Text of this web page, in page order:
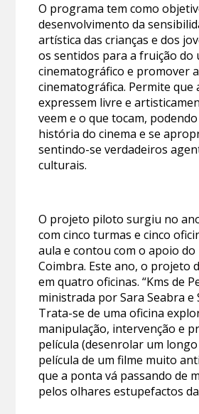
O programa tem como
desenvolvimento da
artística das crianças e dos
os sentidos para a fruição do
cinematográfico e promover
cinematográfica. Permite que
expressem livre e
veem e o que tocam,
história do cinema e se
sentindo-se verdadeiros
culturais.
O projeto piloto surgiu no
com cinco turmas e cinco
aula e contou com o apoio
Coimbra. Este ano, o projeto
em quatro oficinas. “Kms de
ministrada por Sara Seabra e
Trata-se de uma oficina
manipulação, intervenção e
película (desenrolar um longo
película de um filme muito
que a ponta vá passando de
pelos olhares estupefactos